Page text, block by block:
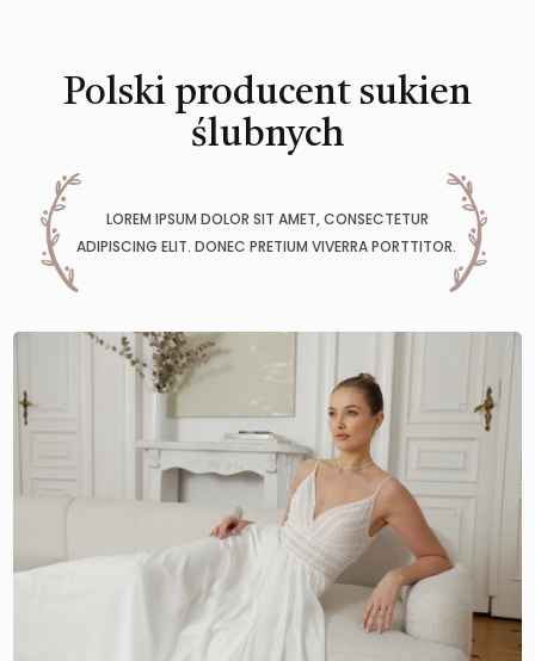
Polski producent sukien
ślubnych
LOREM IPSUM DOLOR SIT AMET, CONSECTETUR
ADIPISCING ELIT. DONEC PRETIUM VIVERRA PORTTITOR.